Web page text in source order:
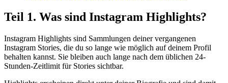
Teil 1. Was sind Instagram Highlights?
Instagram Highlights sind Sammlungen deiner vergangenen
Instagram Stories, die du so lange wie möglich auf deinem Profil
behalten kannst. Sie bleiben auch lange nach dem üblichen 24-
Stunden-Zeitlimit für Stories sichtbar.